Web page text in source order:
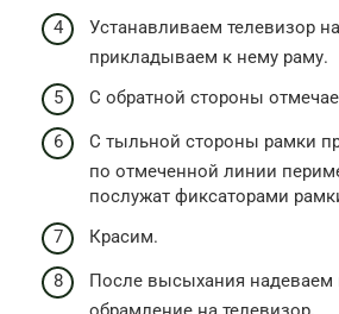
Устанавливаем телевизор
прикладываем к нему раму.
С обратной стороны
С тыльной стороны рамки
по отмеченной линии
послужат фиксаторами
Красим.
После высыхания надеваем